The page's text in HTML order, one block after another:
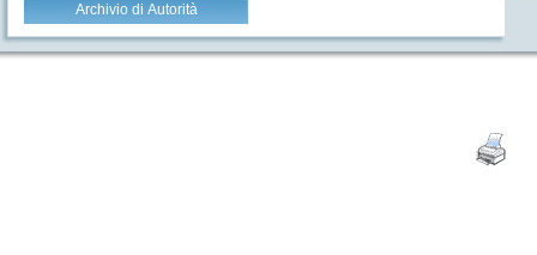
Archivio di Autorità